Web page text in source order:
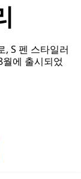
S 펜 스타일러
에 출시되었